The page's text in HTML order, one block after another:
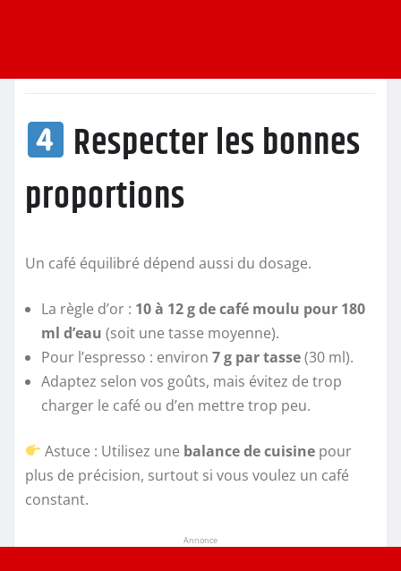
Respecter les bonnes
proportions
Un café équilibré dépend aussi du dosage.
La règle d’or : 10 à 12 g de café moulu pour 180
ml d’eau (soit une tasse moyenne).
Pour l’espresso : environ 7 g par tasse(30 ml).
Adaptez selon vos goûts, mais évitez de trop
charger le café ou d’en mettre trop peu.
Astuce : Utilisez une balance de cuisine pour
plus de précision, surtout si vous voulez un café
constant.
Annonce